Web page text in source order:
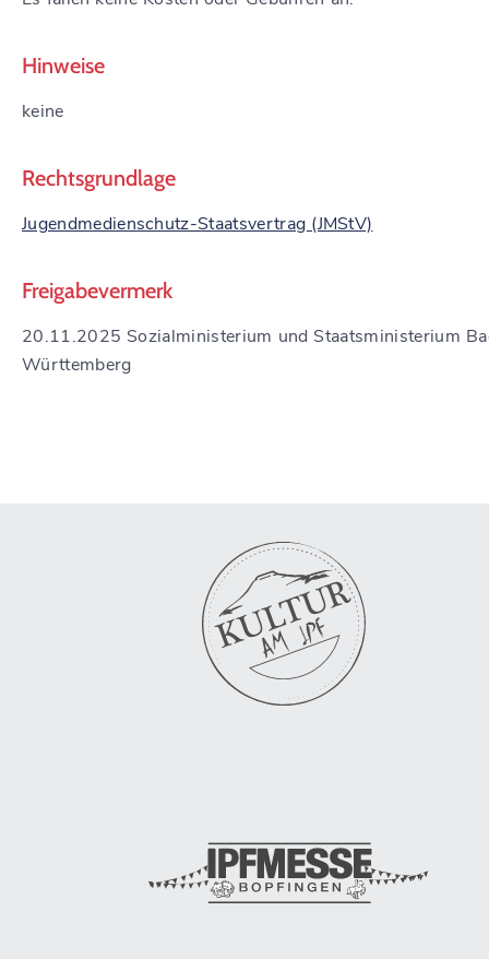
Hinweise
keine
Rechtsgrundlage
Jugendmedienschutz-Staatsvertrag (JMStV)
Freigabevermerk
20.11.2025 Sozialministerium und Staatsministerium
Württemberg